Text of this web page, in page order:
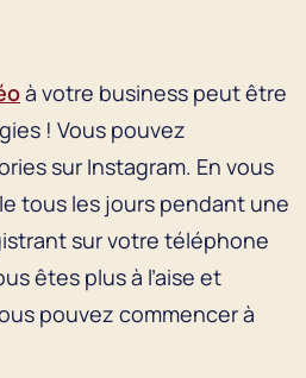
à votre business peut être
! Vous pouvez
sur Instagram. En vous
tous les jours pendant une
sur votre téléphone
êtes plus à l’aise et
pouvez commencer à